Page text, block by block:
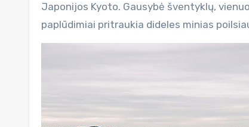
Japonijos Kyoto. Gausybė šventyklų,
paplūdimiai pritraukia dideles minias